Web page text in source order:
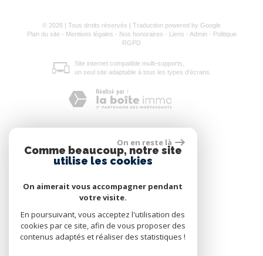
© 2026 | Tous droits réservés | Traduction powered by Google
Plan du site- Mentions légales - Nos honoraires - Liens - Admin - Politique
RGPD
Site internet compatible multi-supports,
un seul site adaptable à tous les types d'écrans.
On en reste là
Comme beaucoup, notre site
utilise les cookies
On aimerait vous accompagner pendant
votre visite.
En poursuivant, vous acceptez l'utilisation des
cookies par ce site, afin de vous proposer des
contenus adaptés et réaliser des statistiques !